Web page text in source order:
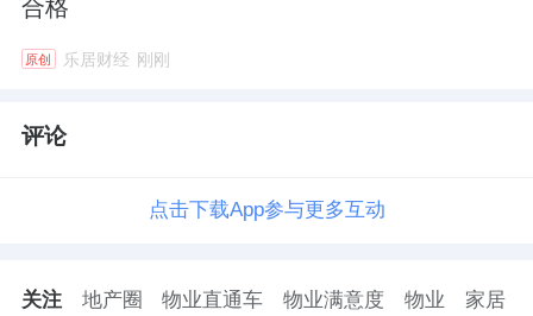
合格
原创 乐居财经 刚刚
评论
点击下载App参与更多互动
关注 地产圈 物业直通车 物业满意度 物业 家居